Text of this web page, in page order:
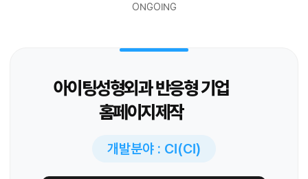
ONGOING
아이팅성형외과 반응형 기업
홈페이지제작
개발분야 : CI(CI)